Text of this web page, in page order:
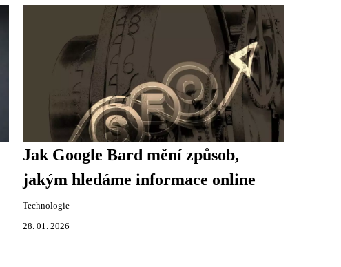
Jak Google Bard mění způsob,
jakým hledáme informace online
Technologie
28. 01. 2026